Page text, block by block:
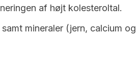
af højt kolesteroltal.
mineraler (jern, calcium og